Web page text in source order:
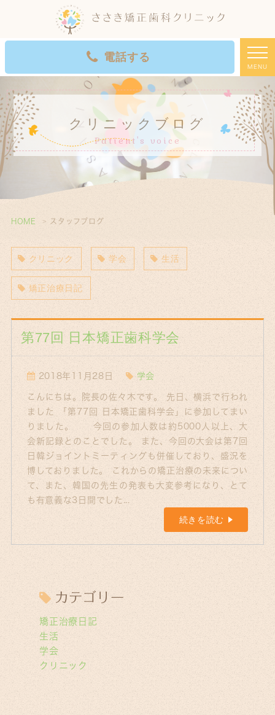
電話する
初診WEB予約
MENU
クリニックブログ
Patient's voice
HOME スタッフブログ
クリニック 学会 生活
矯正治療日記
第77回 日本矯正歯科学会
2018年11月28日 学会
こんにちは。院長の佐々木です。 先日、横浜で行われ
ました 「第77回 日本矯正歯科学会」に参加してまい
りました。 今回の参加人数は約5000人以上、大
会新記録とのことでした。 また、今回の大会は第7回
日韓ジョイントミーティングも併催しており、盛況を
博しておりました。 これからの矯正治療の未来につい
て、また、韓国の先生の発表も大変参考になり、とて
も有意義な3日間でした...
続きを読む
カテゴリー
矯正治療日記
生活
学会
クリニック